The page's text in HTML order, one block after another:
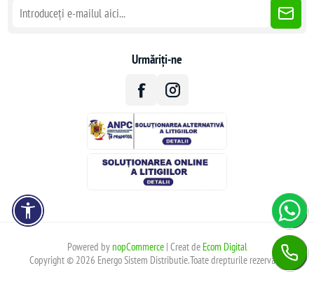
Urmăriți-ne
Powered bynopCommerce| Creat de Ecom Digital
Copyright © 2026 Energo Sistem Distributie.Toate drepturile rezervate.